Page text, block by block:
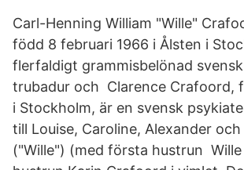
Carl-Henning William "Wille"
född 8 februari 1966 i Ålsten i
flerfaldigt grammisbelönad
trubadur och Clarence Crafoord,
i Stockholm, är en svensk
till Louise, Caroline, Alexander och
("Wille") (med första hustrun